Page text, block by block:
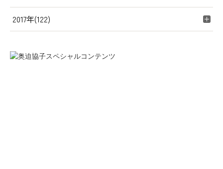
2017年(122)